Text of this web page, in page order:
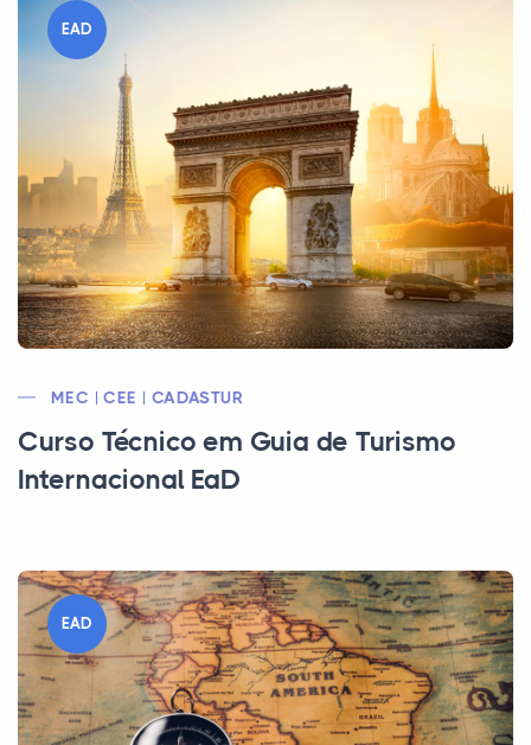
EAD
MEC | CEE | CADASTUR
Curso Técnico em Guia de Turismo
Internacional EaD
EAD